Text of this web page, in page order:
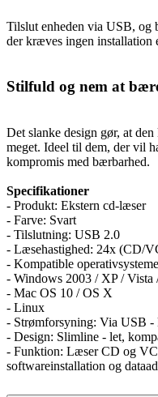
Tilslut enheden via USB, og
der kræves ingen installation
Stilfuld og nem at
Det slanke design gør, at
meget. Ideel til dem, der vil
kompromis med bærbarhed.
Specifikationer
- Produkt: Ekstern cd-læser
- Farve: Svart
- Tilslutning: USB 2.0
- Læsehastighed: 24x (CD/
- Kompatible
- Windows 2003 / XP / Vista
- Mac OS 10 / OS X
- Linux
- Strømforsyning: Via USB
- Design: Slimline - let,
- Funktion: Læser CD og
softwareinstallation og